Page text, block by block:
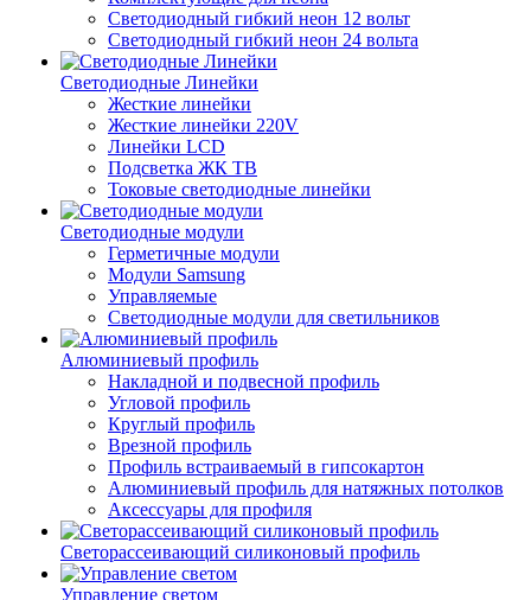
Светодиодный гибкий неон 12 вольт
Светодиодный гибкий неон 24 вольта
Светодиодные Линейки
Жесткие линейки
Жесткие линейки 220V
Линейки LCD
Подсветка ЖК ТВ
Токовые светодиодные линейки
Светодиодные модули
Герметичные модули
Модули Samsung
Управляемые
Светодиодные модули для светильников
Алюминиевый профиль
Накладной и подвесной профиль
Угловой профиль
Круглый профиль
Врезной профиль
Профиль встраиваемый в гипсокартон
Алюминиевый профиль для натяжных потолков
Аксессуары для профиля
Светорассеивающий силиконовый профиль
Управление светом